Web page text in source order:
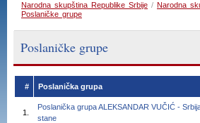
Narodna skupština Republike Srbije / Narodna
Poslaničke grupe
Poslaničke grupe
# Poslanička grupa
1.
Poslanička grupa ALEKSANDAR VUČIĆ -
stane